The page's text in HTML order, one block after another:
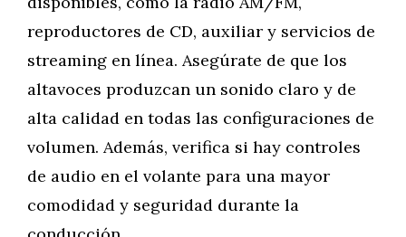
reproductores de CD, auxiliar y servicios de
streaming en línea. Asegúrate de que los
altavoces produzcan un sonido claro y de
alta calidad en todas las configuraciones de
volumen. Además, verifica si hay controles
de audio en el volante para una mayor
comodidad y seguridad durante la